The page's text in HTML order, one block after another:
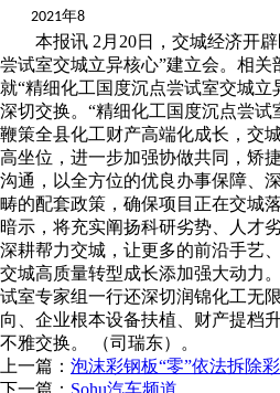
2021年8
本报讯 2月20日，交城经济开辟
尝试室交城立异核心”建立会。相关
就“精细化工国度沉点尝试室交城立
深切交换。“精细化工国度沉点尝
鞭策全县化工财产高端化成长，交
高坐位，进一步加强协做共同，矫
沟通，以全方位的优良办事保障、
畴的配套政策，确保项目正在交城
暗示，将充实阐扬科研劣势、人才
深耕帮力交城，让更多的前沿手艺
交城高质量转型成长添加强大动力
试室专家组一行还深切润锦化工无
向、企业根本设备扶植、财产提档
不雅交换。 （司瑞东）。
上一篇： 泡沫彩钢板“零”依法拆除
下一篇： Sohu汽车频道